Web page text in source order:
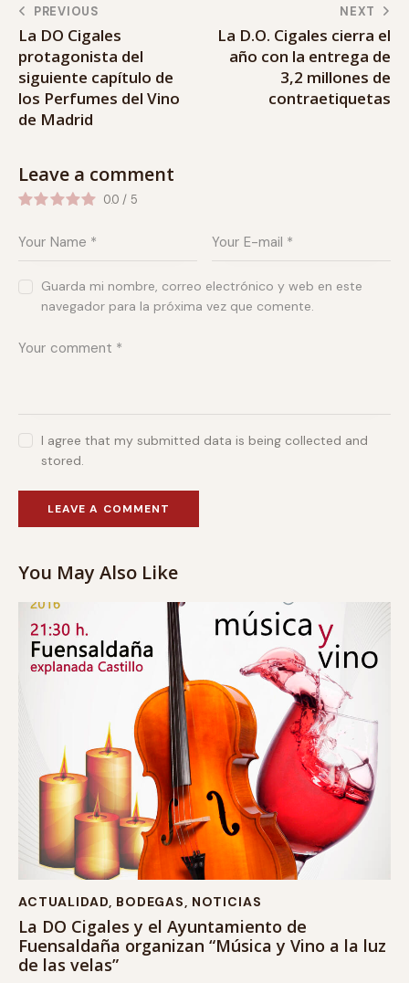
PREVIOUS
La DO Cigales
protagonista del
siguiente capítulo de
los Perfumes del Vino
de Madrid
NEXT
La D.O. Cigales cierra el
año con la entrega de
3,2 millones de
contraetiquetas
Leave a comment
0.0 / 5
Guarda mi nombre, correo electrónico y web en este
navegador para la próxima vez que comente.
I agree that my submitted data is being collected and
stored.
You May Also Like
ACTUALIDAD, BODEGAS, NOTICIAS
La DO Cigales y el Ayuntamiento de
Fuensaldaña organizan “Música y Vino a la luz
de las velas”